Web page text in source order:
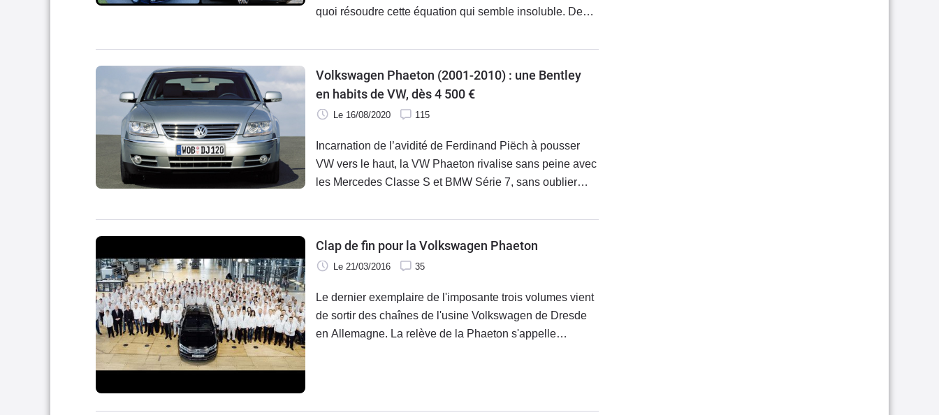
quoi résoudre cette équation qui semble insoluble. De
Mais… Faut-il craquer ?
Volkswagen Phaeton (2001-2010) : une Bentley
en habits de VW, dès 4 500 €
Le 16/08/2020 115
Incarnation de l’avidité de Ferdinand Piëch à pousser
VW vers le haut, la VW Phaeton rivalise sans peine avec
les Mercedes Classe S et BMW Série 7, sans oublier
succès. Et en occasion, cette berline de grand luxe ne
Clap de fin pour la Volkswagen Phaeton
Le 21/03/2016 35
Le dernier exemplaire de l'imposante trois volumes vient
de sortir des chaînes de l'usine Volkswagen de Dresde
en Allemagne. La relève de la Phaeton s'appelle